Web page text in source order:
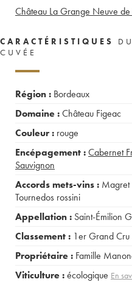
Château La Grange Neuve
CARACTÉRISTIQUES
CUVÉE
Région : Bordeaux
Domaine :Château Figeac
Couleur : rouge
Encépagement :Cabernet
Sauvignon
Accords mets-vins :
Tournedos rossini
Appellation : Saint-Émilion
Classement : 1er Grand Cru
Propriétaire : Famille
Viticulture :écologique En